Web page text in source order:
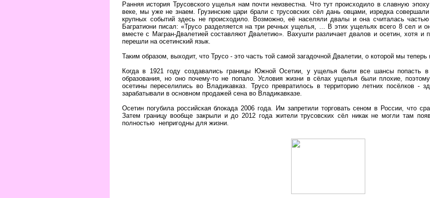
Ранняя история Трусовского ущелья нам почти неизвестна. Что тут происходило в славную
веке, мы уже не знаем. Грузинские цари брали с трусовских сёл дань овцами, изредка
крупных событий здесь не происходило. Возможно, её населяли двалы и она считалась частью
Багратиони писал: «Трусо разделяется на три речных ущелья, ... В этих ущельях всего 8 сел и
вместе с Магран-Двалетией составляют Двалетию». Вахушти различает двалов и осетин, хотя и
перешли на осетинский язык.
Таким образом, выходит, что Трусо - это часть той самой загадочной Двалетии, о которой мы теперь
Когда в 1921 году создавались границы Южной Осетии, у ущелья были все шансы попасть в
образования, но оно почему-то не попало. Условия жизни в сёлах ущелья были плохие,
осетины переселились во Владикавказ. Трусо превратилось в территорию летних посёлков -
зарабатывали в основном продажей сена во Владикавказе.
Осетин погубила российская блокада 2006 года. Им запретили торговать сеном в России, что
Затем границу вообще закрыли и до 2012 года жители трусовских сёл никак не могли там
полностью непригодны для жизни.